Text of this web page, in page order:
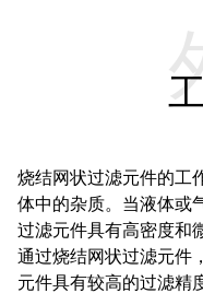
烧结网状过滤元件的工
体中的杂质。 当液体或
过滤元件具有高密度和
通过烧结网状过滤元件
元件具有较高的过滤精